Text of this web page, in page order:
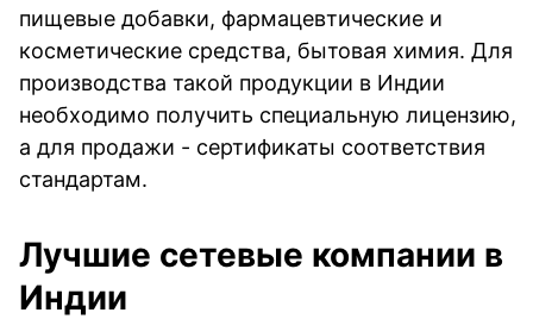
пищевые добавки, фармацевтические и
косметические средства, бытовая химия. Для
производства такой продукции в Индии
необходимо получить специальную лицензию,
а для продажи - сертификаты соответствия
стандартам.
Лучшие сетевые компании в
Индии